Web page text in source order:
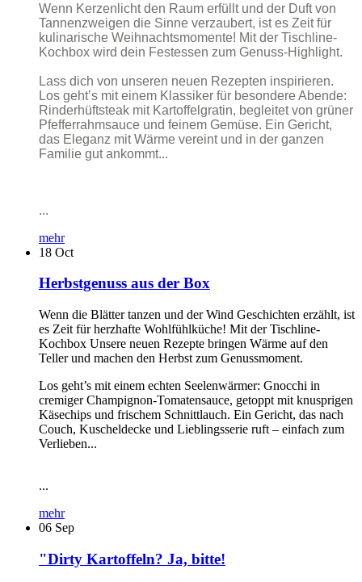
Wenn Kerzenlicht den Raum erfüllt und der Duft von
Tannenzweigen die Sinne verzaubert, ist es Zeit für
kulinarische Weihnachtsmomente! Mit der Tischline-
Kochbox wird dein Festessen zum Genuss-Highlight.
Lass dich von unseren neuen Rezepten inspirieren.
Los geht’s mit einem Klassiker für besondere Abende:
Rinderhüftsteak mit Kartoffelgratin, begleitet von grüner
Pfefferrahmsauce und feinem Gemüse. Ein Gericht,
das Eleganz mit Wärme vereint und in der ganzen
Familie gut ankommt...
...
mehr
18 Oct
Herbstgenuss aus der Box
Wenn die Blätter tanzen und der Wind Geschichten erzählt, ist
es Zeit für herzhafte Wohlfühlküche! Mit der Tischline-
Kochbox Unsere neuen Rezepte bringen Wärme auf den
Teller und machen den Herbst zum Genussmoment.
Los geht’s mit einem echten Seelenwärmer: Gnocchi in
cremiger Champignon-Tomatensauce, getoppt mit knusprigen
Käsechips und frischem Schnittlauch. Ein Gericht, das nach
Couch, Kuscheldecke und Lieblingsserie ruft – einfach zum
Verlieben...
...
mehr
06 Sep
"Dirty Kartoffeln? Ja, bitte!